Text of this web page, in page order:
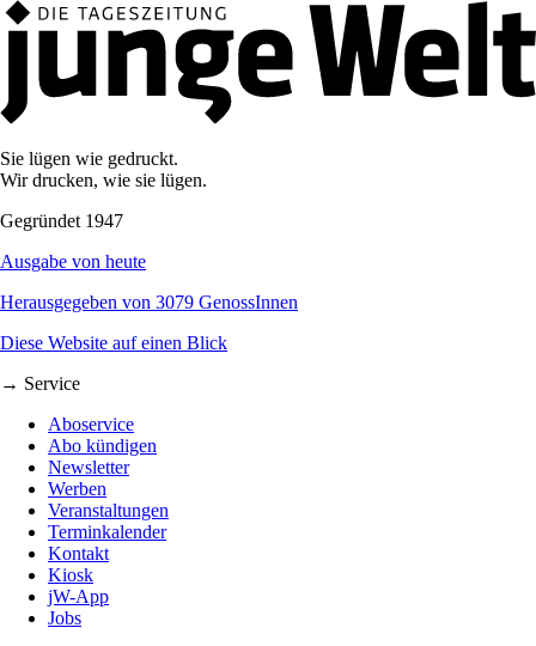
Sie lügen wie gedruckt.
Wir drucken, wie sie lügen.
Gegründet 1947
Ausgabe von heute
Herausgegeben von 3079 GenossInnen
Diese Website auf einen Blick
→ Service
Aboservice
Abo kündigen
Newsletter
Werben
Veranstaltungen
Terminkalender
Kontakt
Kiosk
jW-App
Jobs